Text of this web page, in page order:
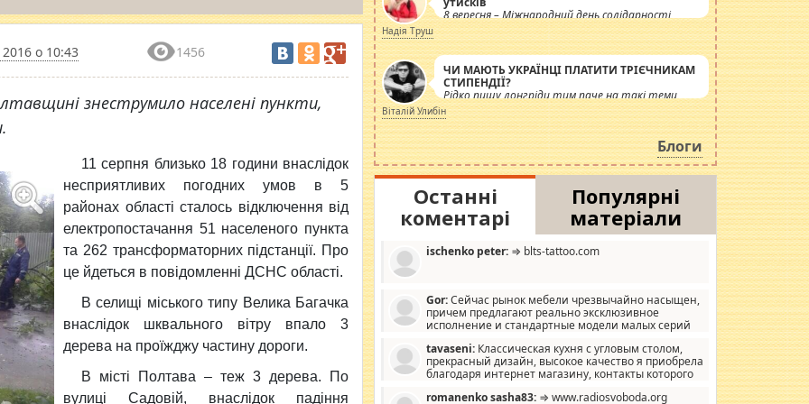
о 10:43 1456
знеструмило населені пункти,
11 серпня близько 18 години внаслідок
несприятливих погодних умов в 5
районах області сталось відключення від
електропостачання 51 населеного пункта
та 262 трансформаторних підстанції. Про
це йдеться в повідомленні ДСНС області.
В селищі міського типу Велика Багачка
внаслідок шквального вітру впало 3
дерева на проїжджу частину дороги.
В місті Полтава – теж 3 дерева. По
вулиці Садовій, внаслідок падіння
8 вересня – Міжнародний день солідарності
журналістів.
Надія Труш
ЧИ МАЮТЬ УКРАЇНЦІ ПЛАТИТИ ТРІЄЧНИКАМ
СТИПЕНДІЇ?
Рідко пишу лонгріди тим паче на такі теми,
але вже просто дістало! Обурюють сьогоднішні
інсенуації навколо стипендіального питання.
Штучно роздувається ще одна соціальна
катастрофа.
Віталій Улибін
Блоги
Останні
коментарі
Популярні
матеріали
ischenko peter: ⇒ blts-tattoo.com
Gor:Сейчас рынок мебели чрезвычайно насыщен,
причем предлагают реально эксклюзивное
исполнение и стандартные модели малых серий
дизайну, мало походит на стандартные формы, в MebelOk,
креативненько и что главное - со вкусом все в порядке,
без ненужных наворотов удорожающих мебель, а это не
tavaseni: Классическая кухня с угловым столом,
прекрасный дизайн, высокое качество я приобрела
благодаря интернет магазину, контакты которого
romanenko sasha83: ⇒ www.radiosvoboda.org